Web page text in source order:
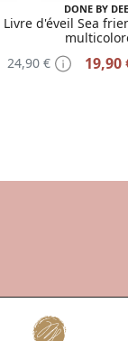
DONE BY
Livre d'éveil Sea
24,90 €
19,90